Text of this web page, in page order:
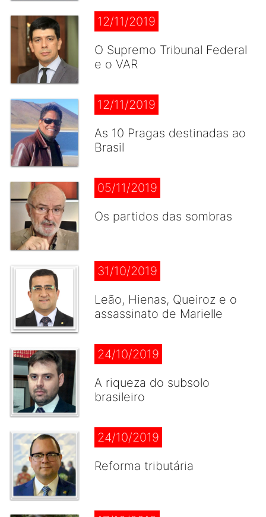
12/11/2019
O Supremo Tribunal Federal
e o VAR
12/11/2019
As 10 Pragas destinadas ao
Brasil
05/11/2019
Os partidos das sombras
31/10/2019
Leão, Hienas, Queiroz e o
assassinato de Marielle
24/10/2019
A riqueza do subsolo
brasileiro
24/10/2019
Reforma tributária